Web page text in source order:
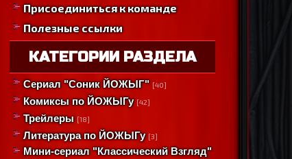
Присоединиться к команде
Полезные ссылки
КАТЕГОРИИ РАЗДЕЛА
Сериал "Соник ЙОЖЫГ" [40]
Комиксы по ЙОЖЫГу [42]
Трейлеры [18]
Литература по ЙОЖЫГу [3]
Мини-сериал "Классический Взгляд"